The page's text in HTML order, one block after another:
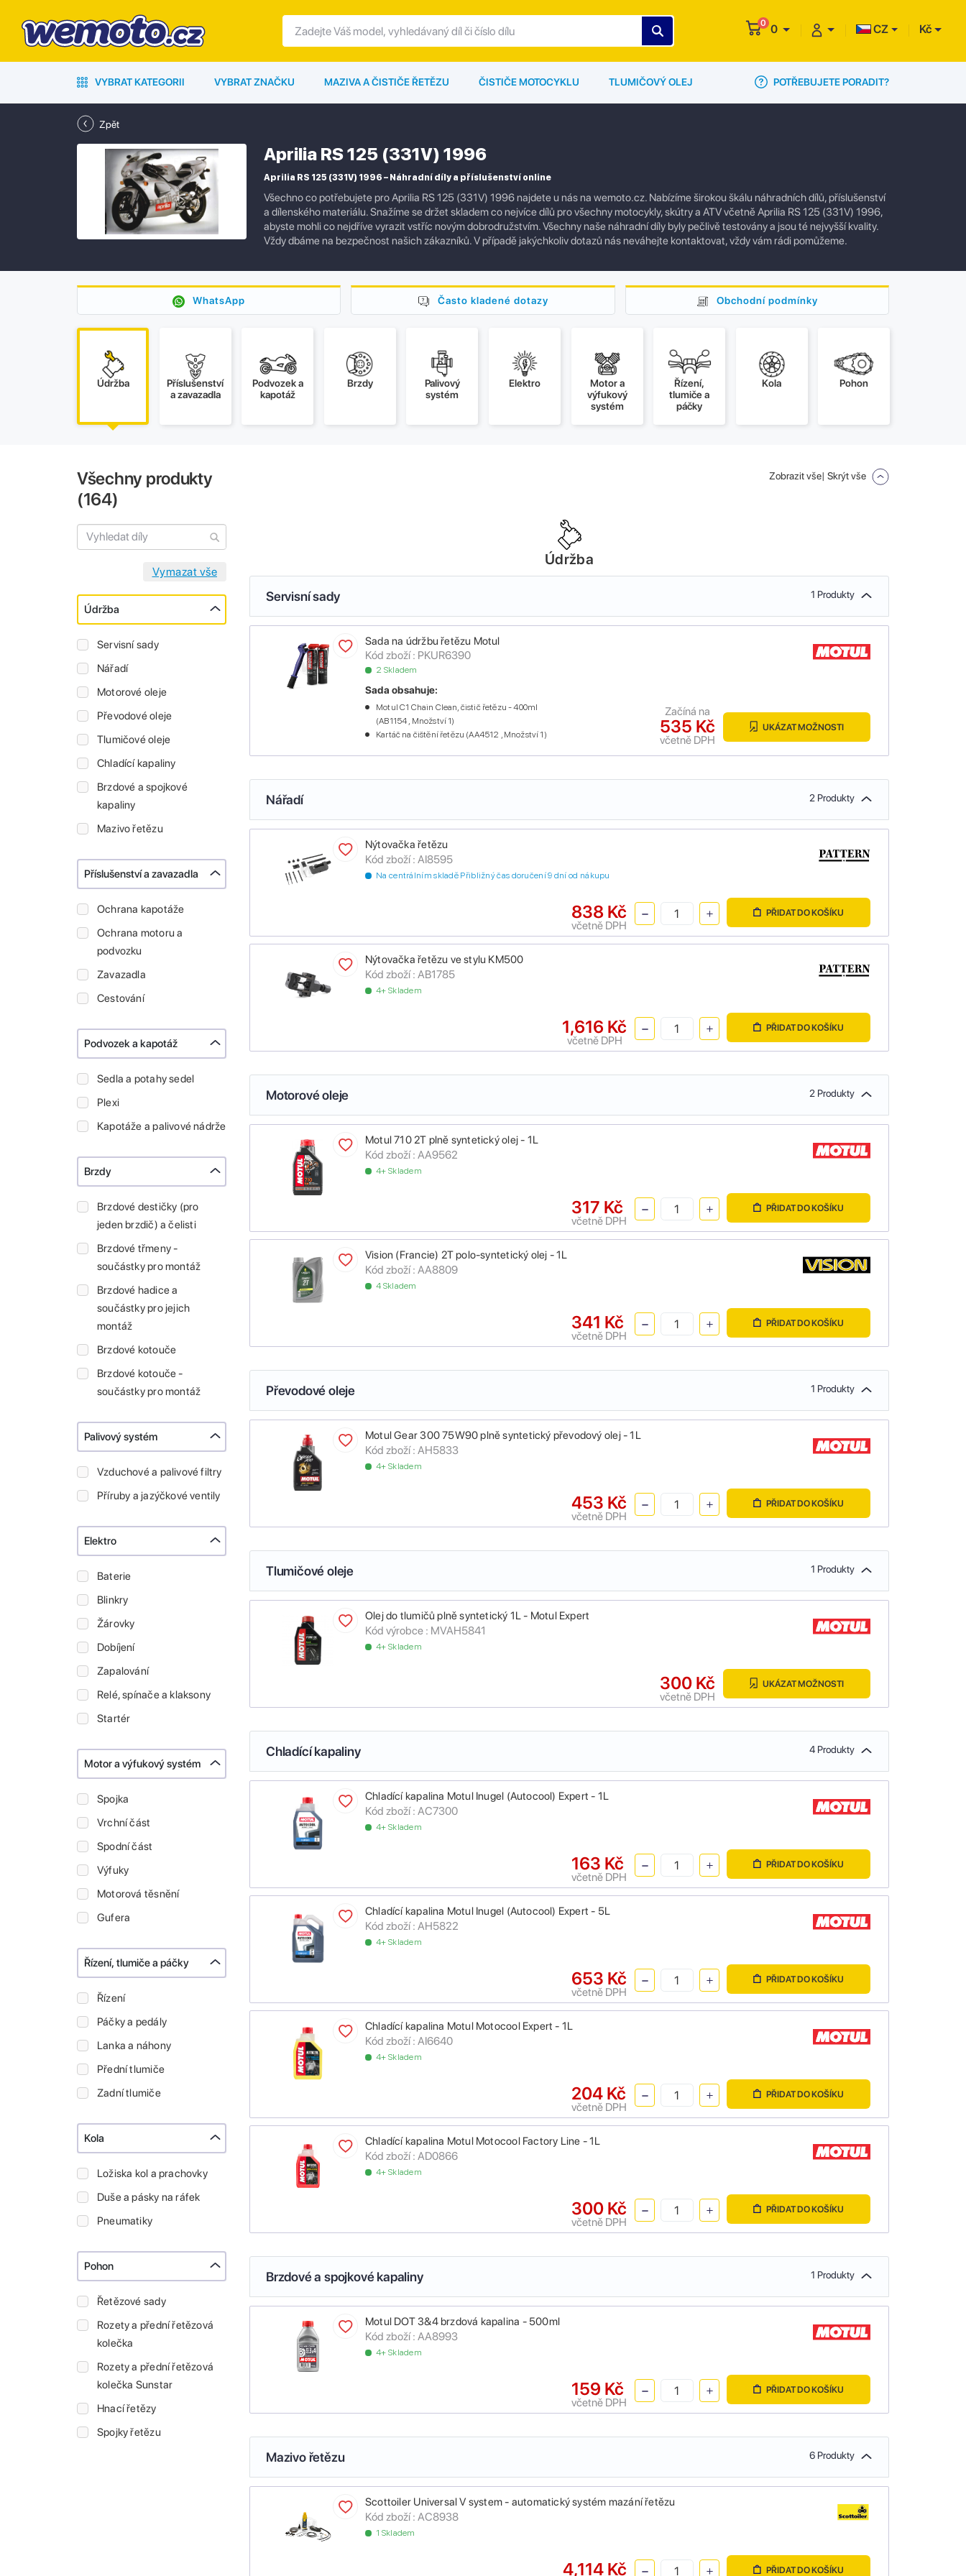
0 0 CZ Kč
VYBRAT KATEGORII VYBRAT ZNAČKU MAZIVA A ČISTIČE ŘETĚZU ČISTIČE MOTOCYKLU TLUMIČOVÝ OLEJ POTŘEBUJETE PORADIT?
Zpět
Aprilia RS 125 (331V) 1996
Aprilia RS 125 (331V) 1996 – Náhradní díly a příslušenství online
Všechno co potřebujete pro Aprilia RS 125 (331V) 1996 najdete u nás na wemoto.cz. Nabízíme širokou škálu náhradních dílů, příslušenství
a dílenského materiálu. Snažíme se držet skladem co nejvíce dílů pro všechny motocykly, skútry a ATV včetně Aprilia RS 125 (331V) 1996,
abyste mohli co nejdříve vyrazit vstříc novým dobrodružstvím. Všechny naše náhradní díly byly pečlivě testovány a jsou té nejvyšší kvality.
Vždy dbáme na bezpečnost našich zákazníků. V případě jakýchkoliv dotazů nás neváhejte kontaktovat, vždy vám rádi pomůžeme.
WhatsApp Často kladené dotazy Obchodní podmínky
Údržba
Příslušenství
a zavazadla
Podvozek a
kapotáž
Brzdy
Palivový
systém
Elektro
Motor a
výfukový
systém
Řízení,
tlumiče a
páčky
Kola Pohon
Všechny produkty
(164)
Údržba
Servisní sady
Nářadí
Motorové oleje
Převodové oleje
Tlumičové oleje
Chladící kapaliny
Brzdové a spojkové
kapaliny
Mazivo řetězu
Příslušenství a zavazadla
Ochrana kapotáže
Ochrana motoru a
podvozku
Zavazadla
Cestování
Podvozek a kapotáž
Sedla a potahy sedel
Plexi
Kapotáže a palivové nádrže
Brzdy
Brzdové destičky (pro
jeden brzdič) a čelisti
Brzdové třmeny -
součástky pro montáž
Brzdové hadice a
součástky pro jejich
montáž
Brzdové kotouče
Brzdové kotouče -
součástky pro montáž
Palivový systém
Vzduchové a palivové filtry
Příruby a jazýčkové ventily
Elektro
Baterie
Blinkry
Žárovky
Dobíjení
Zapalování
Relé, spínače a klaksony
Startér
Motor a výfukový systém
Spojka
Vrchní část
Spodní část
Výfuky
Motorová těsnění
Gufera
Řízení, tlumiče a páčky
Řízení
Páčky a pedály
Lanka a náhony
Přední tlumiče
Zadní tlumiče
Kola
Ložiska kol a prachovky
Duše a pásky na ráfek
Pneumatiky
Pohon
Řetězové sady
Rozety a přední řetězová
kolečka
Rozety a přední řetězová
kolečka Sunstar
Hnací řetězy
Spojky řetězu
Zobrazit vše| Skrýt vše
Údržba
Servisní sady 1 Produkty
Sada na údržbu řetězu Motul
Kód zboží : PKUR6390
2 Skladem
Sada obsahuje:
Motul C1 Chain Clean, čistič řetězu - 400ml
(AB1154 , Množství 1)
Kartáč na čištění řetězu (AA4512 , Množství 1)
535 Kč
včetně DPH
Začíná na
UKÁZAT MOŽNOSTI
Nářadí 2 Produkty
Nýtovačka řetězu
Kód zboží : AI8595
Na centrálním skladě Přibližný čas doručení 9 dní od nákupu
838 Kč
včetně DPH
PŘIDAT DO KOŠÍKU
Nýtovačka řetězu ve stylu KM500
Kód zboží : AB1785
4+ Skladem
1,616 Kč
včetně DPH
PŘIDAT DO KOŠÍKU
Motorové oleje 2 Produkty
Motul 710 2T plně syntetický olej - 1L
Kód zboží : AA9562
4+ Skladem
317 Kč
včetně DPH
PŘIDAT DO KOŠÍKU
Vision (Francie) 2T polo-syntetický olej - 1L
Kód zboží : AA8809
4 Skladem
341 Kč
včetně DPH
PŘIDAT DO KOŠÍKU
Převodové oleje 1 Produkty
Motul Gear 300 75W90 plně syntetický převodový olej - 1L
Kód zboží : AH5833
4+ Skladem
453 Kč
včetně DPH
PŘIDAT DO KOŠÍKU
Tlumičové oleje 1 Produkty
Olej do tlumičů plně syntetický 1L - Motul Expert
Kód výrobce : MVAH5841
4+ Skladem
300 Kč
včetně DPH
UKÁZAT MOŽNOSTI
Chladící kapaliny 4 Produkty
Chladící kapalina Motul Inugel (Autocool) Expert - 1L
Kód zboží : AC7300
4+ Skladem
163 Kč
včetně DPH
PŘIDAT DO KOŠÍKU
Chladící kapalina Motul Inugel (Autocool) Expert - 5L
Kód zboží : AH5822
4+ Skladem
653 Kč
včetně DPH
PŘIDAT DO KOŠÍKU
Chladící kapalina Motul Motocool Expert - 1L
Kód zboží : AI6640
4+ Skladem
204 Kč
včetně DPH
PŘIDAT DO KOŠÍKU
Chladící kapalina Motul Motocool Factory Line - 1L
Kód zboží : AD0866
4+ Skladem
300 Kč
včetně DPH
PŘIDAT DO KOŠÍKU
Brzdové a spojkové kapaliny 1 Produkty
Motul DOT 3&4 brzdová kapalina - 500ml
Kód zboží : AA8993
4+ Skladem
159 Kč
včetně DPH
PŘIDAT DO KOŠÍKU
Mazivo řetězu 6 Produkty
Scottoiler Universal V system - automatický systém mazání řetězu
Kód zboží : AC8938
1 Skladem
4,114 Kč PŘIDAT DO KOŠÍKU